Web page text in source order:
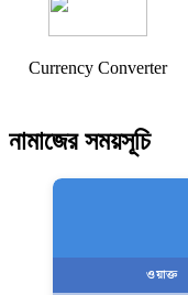
Currency Converter
নামাজের সময়সূচি
ওয়াক্ত